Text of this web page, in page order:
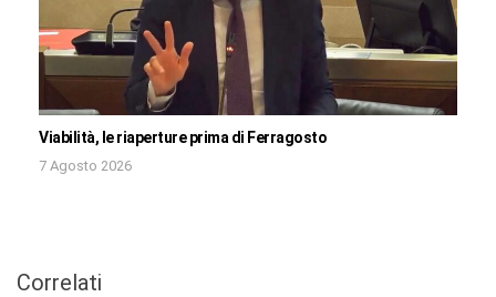
Viabilità, le riaperture prima di Ferragosto
7 Agosto 2026
Correlati